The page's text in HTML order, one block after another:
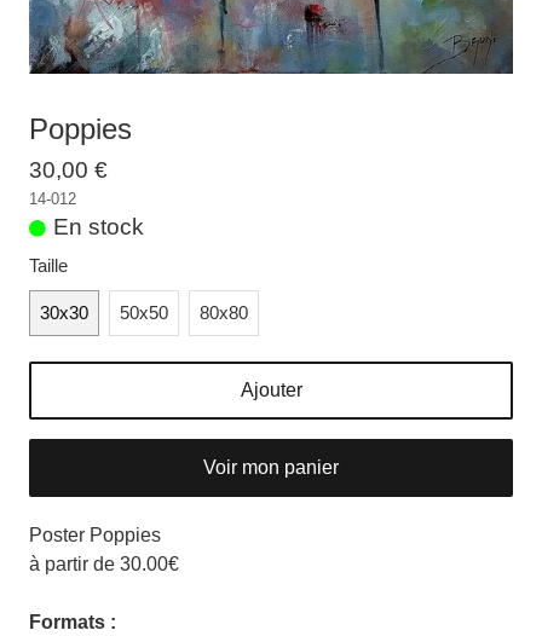
Newsletter
BLOG
Français
Poppies
30,00 €
14-012
En stock
Taille
30x30 50x50 80x80
Ajouter
Voir mon panier
Poster Poppies
à partir de 30.00€
Formats :